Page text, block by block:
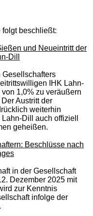
folgt beschließt:
und Neueintritt der
Dill
Gesellschafters
IHK Lahn-
1,0% zu veräußern
Austritt der
weiterhin
Dill auch offiziell
geheißen.
Beschlüsse nach
in der Gesellschaft
Dezember 2025 mit
zur Kenntnis
infolge der